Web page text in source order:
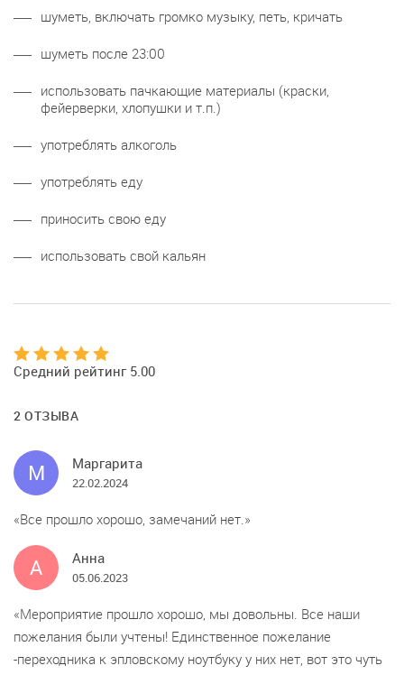
шуметь, включать громко музыку, петь, кричать
шуметь после 23:00
использовать пачкающие материалы (краски,
фейерверки, хлопушки и т.п.)
употреблять алкоголь
употреблять еду
приносить свою еду
использовать свой кальян
Средний рейтинг 5.00
2 ОТЗЫВА
М Маргарита
22.02.2024
Все прошло хорошо, замечаний нет.
А Анна
05.06.2023
Мероприятие прошло хорошо, мы довольны. Все наши
пожелания были учтены! Единственное пожелание
-переходника к эпловскому ноутбуку у них нет, вот это чуть